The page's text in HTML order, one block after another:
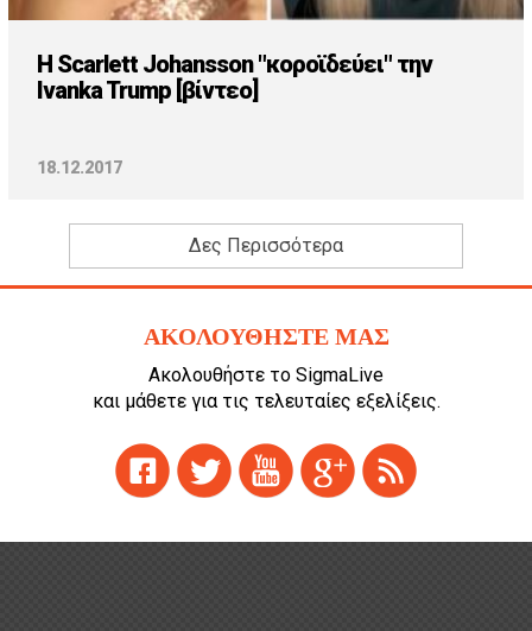
H Scarlett Johansson "κοροϊδεύει" την
Ivanka Trump [βίντεο]
18.12.2017
Δες Περισσότερα
ΑΚΟΛΟΥΘΗΣΤΕ ΜΑΣ
Ακολουθήστε το SigmaLive
και μάθετε για τις τελευταίες εξελίξεις.